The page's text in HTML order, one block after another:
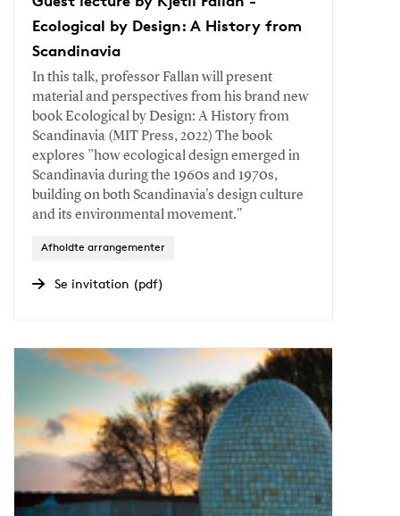
Ecological by Design: A History from
Scandinavia
In this talk, professor Fallan will present
material and perspectives from his brand new
book Ecological by Design: A History from
Scandinavia (MIT Press, 2022) The book
explores ”how ecological design emerged in
Scandinavia during the 1960s and 1970s,
building on both Scandinavia's design culture
and its environmental movement."
Afholdte arrangementer
Se invitation (pdf)